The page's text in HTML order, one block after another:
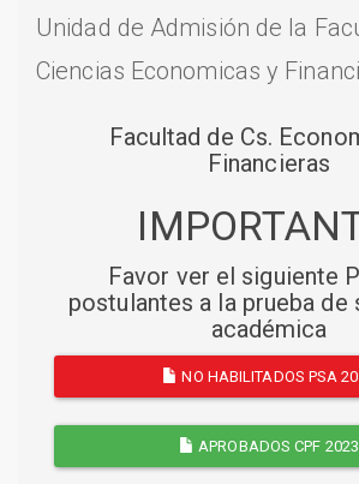
Unidad de Admisión de la
Ciencias Economicas y
Facultad de Cs.
Financieras
Favor ver el siguiente
postulantes a la prueba de
académica
NO HABILITADOS PSA
APROBADOS CPF 2023